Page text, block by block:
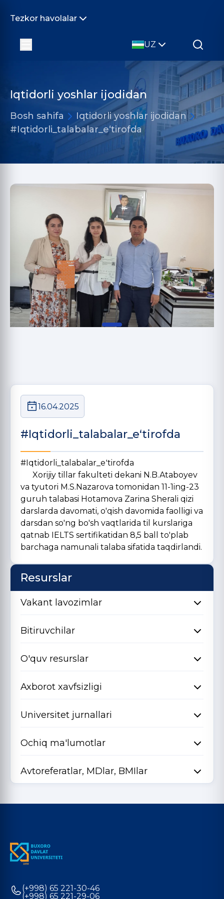
Tezkor havolalar
UZ
Iqtidorli yoshlar ijodidan
Bosh sahifa
Iqtidorli yoshlar ijodidan
#Iqtidorli_talabalar_eʻtirofda
16.04.2025
#Iqtidorli_talabalar_eʻtirofda
#Iqtidorli_talabalar_eʻtirofda
Xorijiy tillar fakulteti dekani N.B.Ataboyev
va tyutori M.S.Nazarova tomonidan 11-1ing-23
guruh talabasi Hotamova Zarina Sherali qizi
darslarda davomati, o'qish davomida faolligi va
darsdan so'ng bo'sh vaqtlarida til kurslariga
qatnab IELTS sertifikatidan 8,5 ball to'plab
barchaga namunali talaba sifatida taqdirlandi.
Resurslar
Vakant lavozimlar
Bitiruvchilar
O'quv resurslar
Axborot xavfsizligi
Universitet jurnallari
Ochiq ma'lumotlar
Avtoreferatlar, MDlar, BMIlar
(+998) 65 221-30-46
(+998) 65 221-29-06